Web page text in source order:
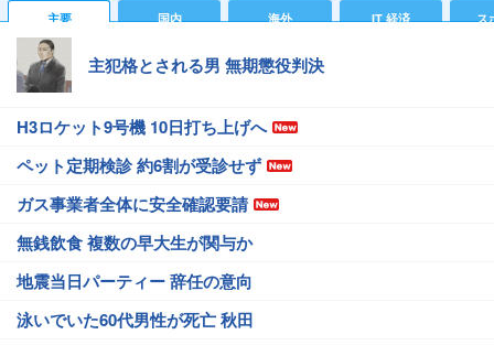
主要 国内 海外 IT 経済 ス
主犯格とされる男 無期懲役判決
H3ロケット9号機 10日打ち上げへ
ペット定期検診 約6割が受診せず
ガス事業者全体に安全確認要請
無銭飲食 複数の早大生が関与か
地震当日パーティー 辞任の意向
泳いでいた60代男性が死亡 秋田